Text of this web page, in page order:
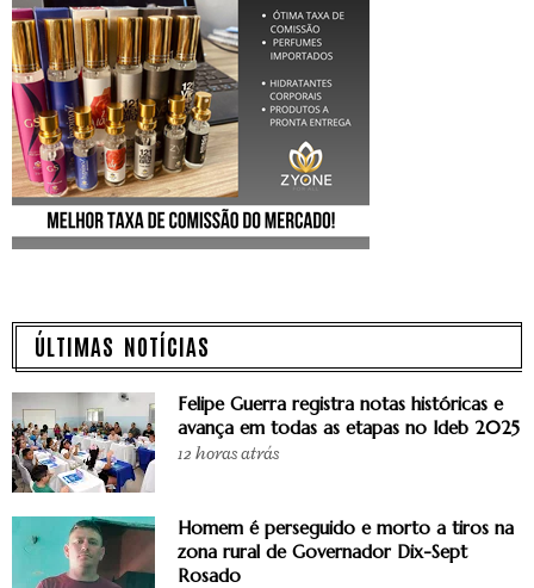
ÚLTIMAS NOTÍCIAS
Felipe Guerra registra notas históricas e
avança em todas as etapas no Ideb 2025
12 horas atrás
Homem é perseguido e morto a tiros na
zona rural de Governador Dix-Sept
Rosado